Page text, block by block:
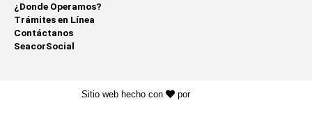
¿Donde Operamos?
Trámites en Línea
Contáctanos
SeacorSocial
Sitio web hecho con por